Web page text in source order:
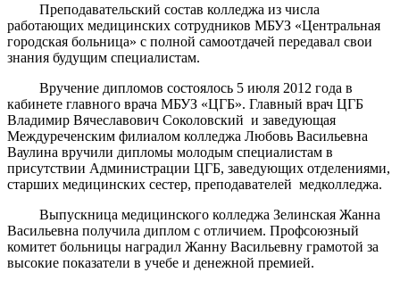
Преподавательский состав колледжа из числа
работающих медицинских сотрудников МБУЗ «Центральная
городская больница» с полной самоотдачей передавал свои
знания будущим специалистам.
Вручение дипломов состоялось 5 июля 2012 года в
кабинете главного врача МБУЗ «ЦГБ». Главный врач ЦГБ
Владимир Вячеславович Соколовский и заведующая
Междуреченским филиалом колледжа Любовь Васильевна
Ваулина вручили дипломы молодым специалистам в
присутствии Администрации ЦГБ, заведующих отделениями,
старших медицинских сестер, преподавателей медколледжа.
Выпускница медицинского колледжа Зелинская Жанна
Васильевна получила диплом с отличием. Профсоюзный
комитет больницы наградил Жанну Васильевну грамотой за
высокие показатели в учебе и денежной премией.